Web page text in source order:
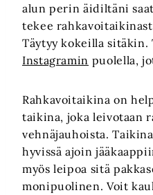
alun perin äidiltäni
tekee
Täytyy kokeilla
Instagramin puolella,
Rahkavoitaikina on
taikina, joka leivotaan
vehnäjauhoista.
hyvissä ajoin
myös leipoa sitä
monipuolinen. Voit